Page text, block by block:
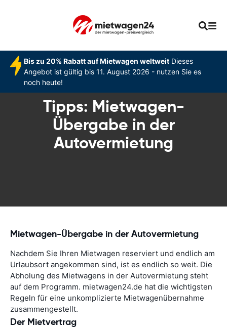
Bis zu 20% Rabatt auf Mietwagen weltweitDieses
Angebot ist gültig bis 11. August 2026 - nutzen Sie es
noch heute!
Tipps: Mietwagen-
Übergabe in der
Autovermietung
Mietwagen-Übergabe in der Autovermietung
Nachdem Sie Ihren Mietwagen reserviert und endlich am
Urlaubsort angekommen sind, ist es endlich so weit. Die
Abholung des Mietwagens in der Autovermietung steht
auf dem Programm. mietwagen24.de hat die wichtigsten
Regeln für eine unkomplizierte Mietwagenübernahme
zusammengestellt.
Der Mietvertrag